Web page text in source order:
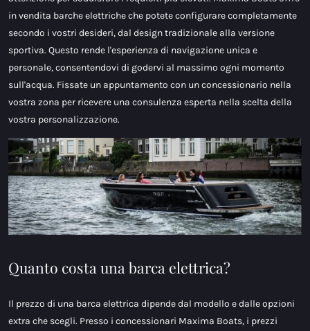
in vendita barche elettriche che potete configurare completamente
secondo i vostri desideri, dal design tradizionale alla versione
sportiva. Questo rende l'esperienza di navigazione unica e
personale, consentendovi di godervi al massimo ogni momento
sull'acqua. Fissate un appuntamento con un concessionario nella
vostra zona per ricevere una consulenza esperta nella scelta della
vostra personalizzazione.
Quanto costa una barca elettrica?
Il prezzo di una barca elettrica dipende dal modello e dalle opzioni
extra che scegli. Presso i concessionari Maxima Boats, i prezzi